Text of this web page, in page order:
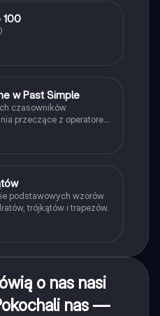
100
w Past Simple
czasowników
przeczące z operatorem
podstawowych wzorów
trójkątów i trapezów.
o nas nasi
nas —